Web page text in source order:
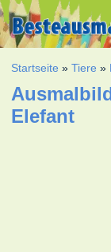
Startseite »Tiere »
Elefant